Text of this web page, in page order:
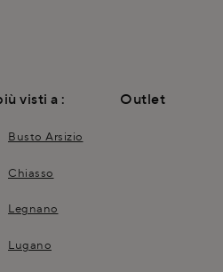
visti a :
Busto Arsizio
Chiasso
Legnano
Lugano
Outlet